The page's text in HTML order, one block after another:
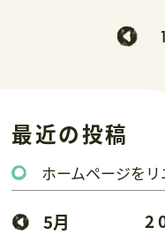
1
最近の投稿
ホームページを
5月